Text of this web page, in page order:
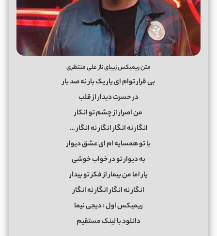
متن ریمیکس زیبای ناز علی منتظری
بی قرار توام ای یار یک بار نه صد بار
در حسرت دیدار از قلب
من اصرار از چشم تو انکار
انگار نه انگار انگار نه انگار …
با تو همسایه ام ای عشق دیوار
به دیوار تو در خواب خوشی
یار اما من بیمار از فکر تو بیدار
انگار نه انگار انگار نه انگار
ریمیکس اول : دیجی نیما
دانلود با لینک مستقیم